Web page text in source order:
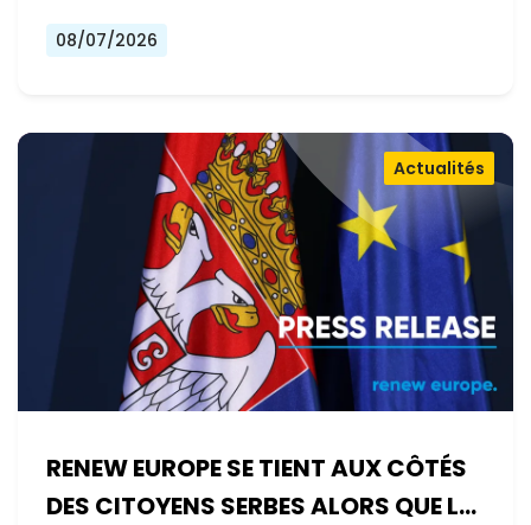
08/07/2026
RENEW EUROPE SE TIENT AUX CÔTÉS
DES CITOYENS SERBES ALORS QUE LE
Actualités